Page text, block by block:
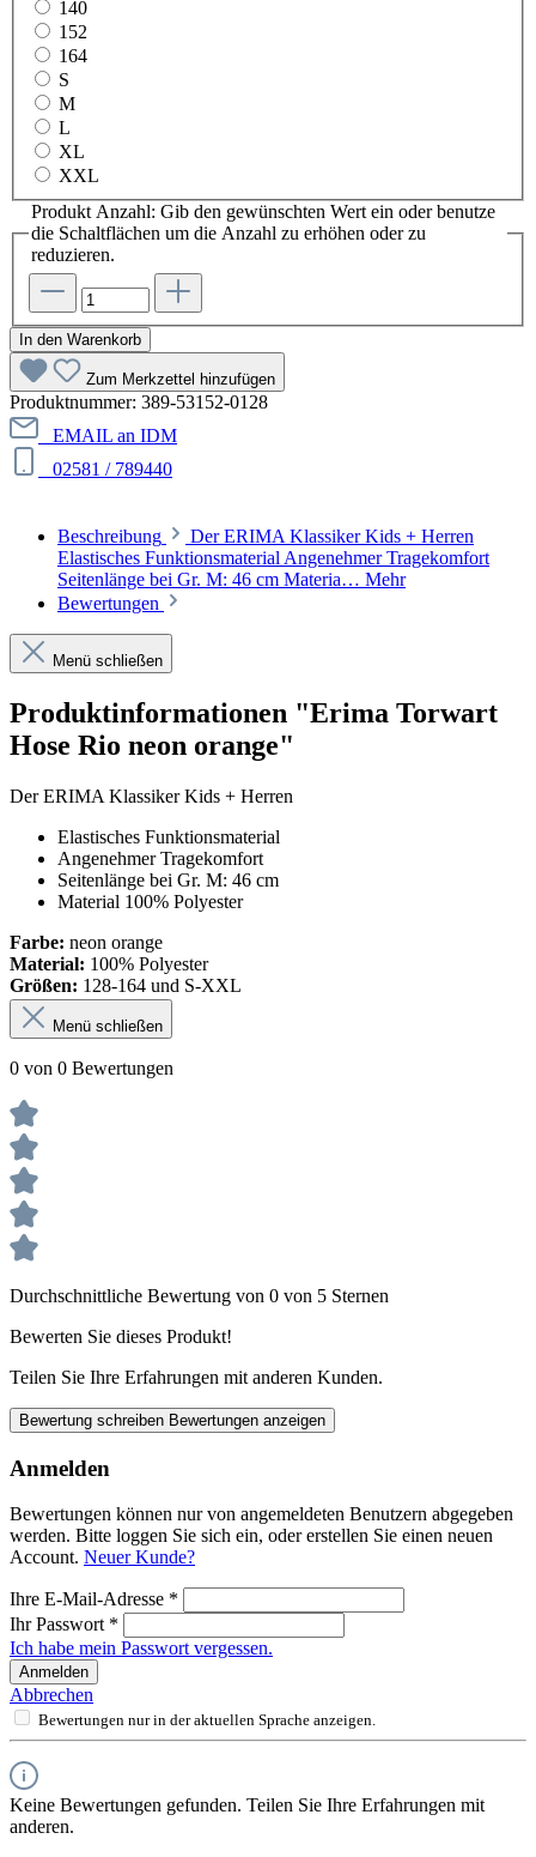
140
152
164
S
M
L
XL
XXL
Produkt Anzahl: Gib den gewünschten Wert ein oder benutze
die Schaltflächen um die Anzahl zu erhöhen oder zu
reduzieren.
In den Warenkorb
Zum Merkzettel hinzufügen
Produktnummer: 389-53152-0128
EMAIL an IDM
02581 / 789440
Beschreibung
Der ERIMA Klassiker Kids + Herren
Elastisches Funktionsmaterial Angenehmer Tragekomfort
Seitenlänge bei Gr. M: 46 cm Materia… Mehr
Bewertungen
Menü schließen
Produktinformationen "Erima Torwart
Hose Rio neon orange"
Der ERIMA KlassikerKids + Herren
Elastisches Funktionsmaterial
Angenehmer Tragekomfort
Seitenlänge bei Gr. M: 46 cm
Material 100% Polyester
Farbe: neon orange
Material: 100% Polyester
Größen: 128-164 und S-XXL
Menü schließen
0 von 0 Bewertungen
Durchschnittliche Bewertung von 0 von 5 Sternen
Bewerten Sie dieses Produkt!
Teilen Sie Ihre Erfahrungen mit anderen Kunden.
Bewertung schreiben Bewertungen anzeigen
Anmelden
Bewertungen können nur von angemeldeten Benutzern abgegeben
werden. Bitte loggen Sie sich ein, oder erstellen Sie einen neuen
Account. Neuer Kunde?
Ihre E-Mail-Adresse *
Ihr Passwort *
Ich habe mein Passwort vergessen.
Anmelden
Abbrechen
Bewertungen nur in der aktuellen Sprache anzeigen.
Keine Bewertungen gefunden. Teilen Sie Ihre Erfahrungen mit
anderen.